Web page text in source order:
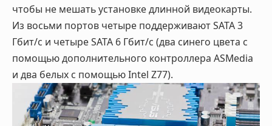
чтобы не мешать установке длинной видеокарты.
Из восьми портов четыре поддерживают SATA 3
Гбит/с и четыре SATA 6 Гбит/с (два синего цвета с
помощью дополнительного контроллера ASMedia
и два белых с помощью Intel Z77).